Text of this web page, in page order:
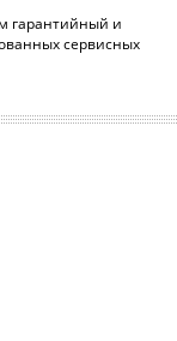
гарантийный и
сервисных